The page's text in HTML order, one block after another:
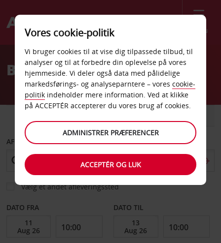
Menu
Welcome
AvisBilleje Izmir
AFHENT FRA
Vælg et andet afleveringssted
DATO FRA DATO TIL
Vores cookie-politik
Vi bruger cookies til at vise dig tilpassede tilbud, til
analyser og til at forbedre din oplevelse på vores
hjemmeside. Vi deler også data med pålidelige
markedsførings- og analyseparntere – vores cookie-
politik indeholder mere information. Ved at klikke
på ACCEPTÉR accepterer du vores brug af cookies.
ADMINISTRER PRÆFERENCER
ACCEPTÉR OG LUK